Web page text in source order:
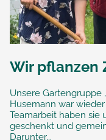
Wir pflanzen
Unsere Gartengruppe
Husemann war
Teamarbeit haben sie
geschenkt und
Darunter...